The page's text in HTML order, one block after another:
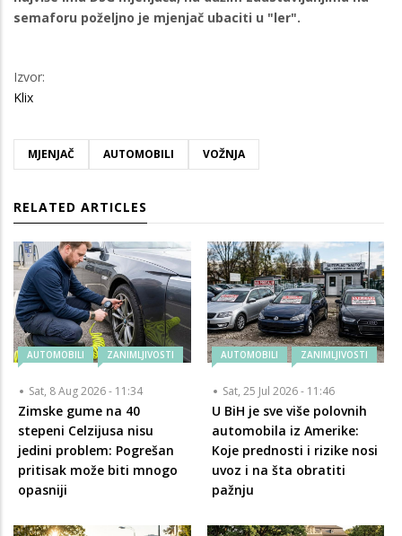
semaforu poželjno je mjenjač ubaciti u "ler".
Izvor:
Klix
MJENJAČ AUTOMOBILI VOŽNJA
RELATED ARTICLES
AUTOMOBILI ZANIMLJIVOSTI
Sat, 8 Aug 2026 - 11:34
Zimske gume na 40
stepeni Celzijusa nisu
jedini problem: Pogrešan
pritisak može biti mnogo
opasniji
AUTOMOBILI ZANIMLJIVOSTI
Sat, 25 Jul 2026 - 11:46
U BiH je sve više polovnih
automobila iz Amerike:
Koje prednosti i rizike nosi
uvoz i na šta obratiti
pažnju